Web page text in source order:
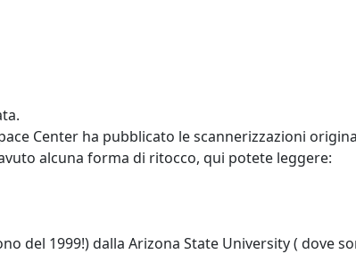
Center ha pubblicato le scannerizzazioni
alcuna forma di ritocco, qui potete leggere:
del 1999!) dalla Arizona State University ( dove